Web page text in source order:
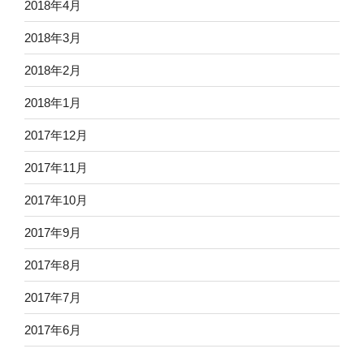
2018年4月
2018年3月
2018年2月
2018年1月
2017年12月
2017年11月
2017年10月
2017年9月
2017年8月
2017年7月
2017年6月